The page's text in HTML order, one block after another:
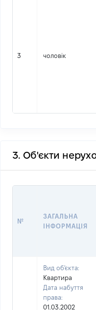
3 чоловік
3. Об'єкти
№
ЗАГАЛЬНА
ІНФОРМАЦІЯ
Вид об'єкта:
Квартира
Дата набуття
права:
01.03.2002